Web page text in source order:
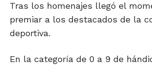
Tras los homenajes llegó el
premiar a los destacados de la
deportiva.
En la categoría de 0 a 9 de